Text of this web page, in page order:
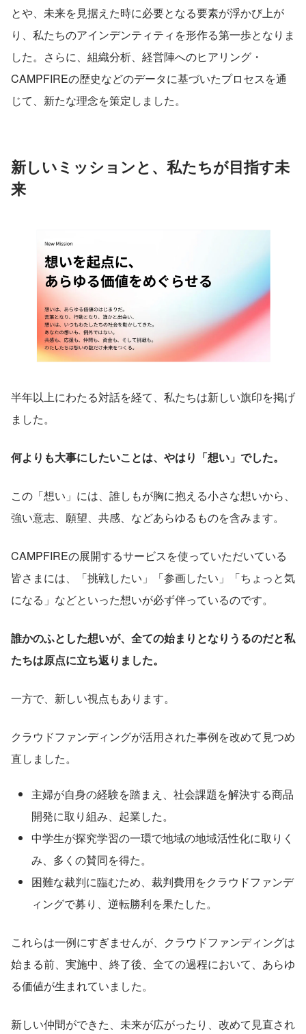
とや、未来を見据えた時に必要となる要素が浮かび上が
り、私たちのアインデンティティを形作る第一歩となりま
した。さらに、組織分析、経営陣へのヒアリング・
CAMPFIREの歴史などのデータに基づいたプロセスを通
じて、新たな理念を策定しました。
新しいミッションと、私たちが目指す未
来
半年以上にわたる対話を経て、私たちは新しい旗印を掲げ
ました。
何よりも大事にしたいことは、やはり「想い」でした。
この「想い」には、誰しもが胸に抱える小さな想いから、
強い意志、願望、共感、などあらゆるものを含みます。
CAMPFIREの展開するサービスを使っていただいている
皆さまには、「挑戦したい」「参画したい」「ちょっと気
になる」などといった想いが必ず伴っているのです。
誰かのふとした想いが、全ての始まりとなりうるのだと私
たちは原点に立ち返りました。
一方で、新しい視点もあります。
クラウドファンディングが活用された事例を改めて見つめ
直しました。
主婦が自身の経験を踏まえ、社会課題を解決する商品
開発に取り組み、起業した。
中学生が探究学習の一環で地域の地域活性化に取りく
み、多くの賛同を得た。
困難な裁判に臨むため、裁判費用をクラウドファンデ
ィングで募り、逆転勝利を果たした。
これらは一例にすぎませんが、クラウドファンディングは
始まる前、実施中、終了後、全ての過程において、あらゆ
る価値が生まれていました。
新しい仲間ができた、未来が広がったり、改めて見直され